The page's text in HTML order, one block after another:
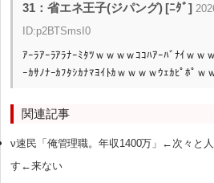
31：省エネ王子(ジパング) [ﾆﾀﾞ]
ID:p2BTSmsI0
ｱｰﾗｱｰﾗｱﾗﾅｰﾐﾀﾂｗｗｗｗｺｺﾊｱｰﾊﾞﾅｲｗｗ
ｰｶｻﾉﾅｰｶﾌﾀｼｶﾅﾏﾖｲﾄｶｗｗｗｗｳｪｶﾋﾟﾎﾟｗ
関連記事
ν速民「俺管理職。年収1400万」←次々と
す←来ない